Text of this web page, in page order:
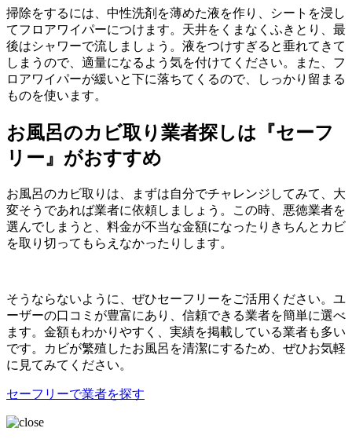
掃除をするには、中性洗剤を薄めた液を作り、シートを浸し
てフロアワイパーにつけます。天井をくまなくふきとり、最
後はシャワーで流しましょう。液をつけすぎると垂れてきて
しまうので、適量になるよう気を付けてください。また、フ
ロアワイパーが緩いと下に落ちてくるので、しっかり留まる
ものを使います。
お風呂のカビ取り業者探しは『セーフ
リー』がおすすめ
お風呂のカビ取りは、まずは自分でチャレンジしてみて、大
変そうであれば業者に依頼しましょう。この時、悪徳業者を
選んでしまうと、料金が不当な金額になったりきちんとカビ
を取り切ってもらえなかったりします。
そうならないように、ぜひセーフリーをご活用ください。ユ
ーザーの口コミが豊富にあり、信頼できる業者を簡単に選べ
ます。金額もわかりやすく、実績を掲載している業者も多い
です。カビが繁殖したお風呂を清潔にするため、ぜひお気軽
に見てみてください。
セーフリーで業者を探す